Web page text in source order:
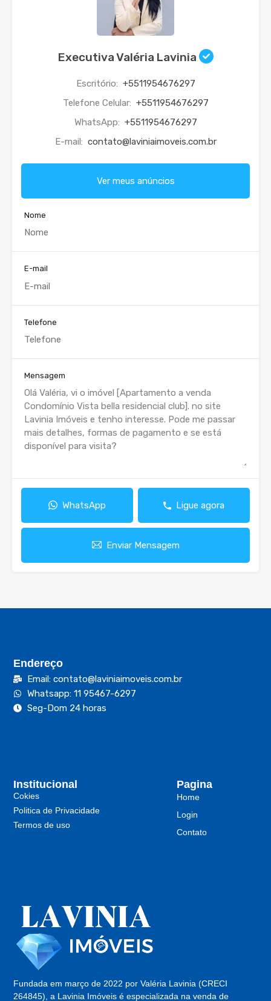
Executiva Valéria Lavinia
Escritório: +5511954676297
Telefone Celular: +5511954676297
WhatsApp: +5511954676297
E-mail: contato@laviniaimoveis.com.br
Ver meus anúncios
Nome
E-mail
Telefone
Mensagem
WhatsApp Ligue agora
Enviar Mensagem
Fundada em março de 2022 por Valéria Lavinia (CRECI
264845), a Lavinia Imóveis é especializada na venda de
Pagina
Home
Login
Contato
Institucional
Cokies
Politica de Privacidade
Termos de uso
Endereço
Email: contato@laviniaimoveis.com.br
Whatsapp: 11 95467-6297
Seg-Dom 24 horas